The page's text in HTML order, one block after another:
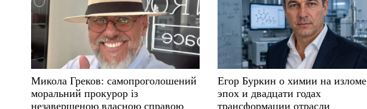
п
и
с
і
Микола Греков: самопроголошений
моральний прокурор із
незавершеною власною справою
Егор Буркин о химии на изломе
эпох и двадцати годах
трансформации отрасли